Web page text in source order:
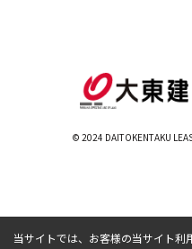
© 2024 DAITOKENTAKU
当サイトでは、お客様の当サイト利